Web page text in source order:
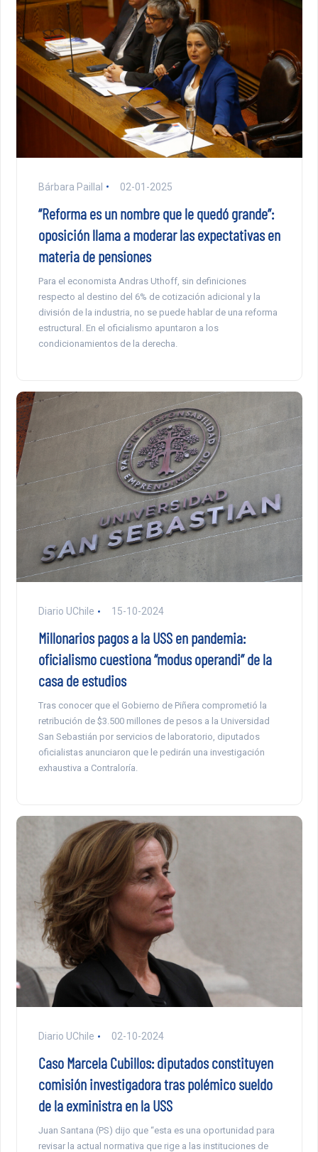
Bárbara Paillal 02-01-2025
“Reforma es un nombre que le quedó grande”:
oposición llama a moderar las expectativas en
materia de pensiones
Para el economista Andras Uthoff, sin definiciones
respecto al destino del 6% de cotización adicional y la
división de la industria, no se puede hablar de una reforma
estructural. En el oficialismo apuntaron a los
condicionamientos de la derecha.
Diario UChile 15-10-2024
Millonarios pagos a la USS en pandemia:
oficialismo cuestiona “modus operandi” de la
casa de estudios
Tras conocer que el Gobierno de Piñera comprometió la
retribución de $3.500 millones de pesos a la Universidad
San Sebastián por servicios de laboratorio, diputados
oficialistas anunciaron que le pedirán una investigación
exhaustiva a Contraloría.
Diario UChile 02-10-2024
Caso Marcela Cubillos: diputados constituyen
comisión investigadora tras polémico sueldo
de la exministra en la USS
Juan Santana (PS) dijo que “esta es una oportunidad para
revisar la actual normativa que rige a las instituciones de